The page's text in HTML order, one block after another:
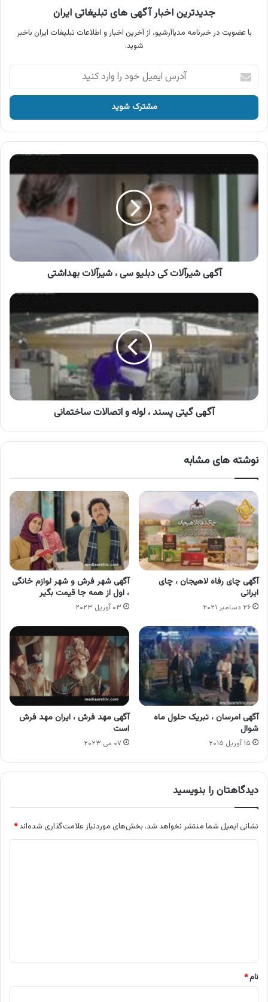
جدیدترین اخبار آگهی های تبلیغاتی ایران
با عضویت در خبرنامه مدیاآرشیو، از آخرین اخبار و اطلاعات تبلیغات ایران باخبر
شوید.
آدرس
ایمیل
خود
وارد
کنید
آگهی
شیرآلات
کی
دبلیو
سی
آگهی شیرآلات کی دبلیو سی ، شیرآلات بهداشتی
آگهی
گیتی
پسند
،
لوله
و
اتصالات
ساختمانی
آگهی گیتی پسند ، لوله و اتصالات ساختمانی
نوشته های مشابه
آگهی چای رفاه لاهیجان ، چای
ایرانی
۲۶ دسامبر ۲۰۲۱
آگهی شهر فرش و شهر لوازم خانگی
، اول از همه جا قیمت بگیر
۰۳ آوریل ۲۰۲۳
آگهی امرسان ، تبریک حلول ماه
شوال
۱۵ آوریل ۲۰۱۵
آگهی مهد فرش ، ایران مهد فرش
است
۰۷ می ۲۰۲۳
دیدگاهتان را بنویسید
نشانی ایمیل شما منتشر نخواهد شد. بخش‌های موردنیاز علامت‌گذاری شده‌اند*
نام*